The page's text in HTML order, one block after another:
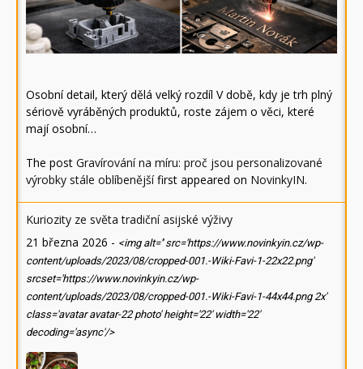
Osobní detail, který dělá velký rozdíl V době, kdy je trh plný
sériově vyráběných produktů, roste zájem o věci, které
mají osobní…
The post Gravírování na míru: proč jsou personalizované
výrobky stále oblíbenějšífirst appeared on NovinkyIN.
Kuriozity ze světa tradiční asijské výživy
21 března 2026 - <img alt='' src='https://www.novinkyin.cz/wp-
content/uploads/2023/08/cropped-001.-Wiki-Favi-1-22x22.png'
srcset='https://www.novinkyin.cz/wp-
content/uploads/2023/08/cropped-001.-Wiki-Favi-1-44x44.png 2x'
class='avatar avatar-22 photo' height='22' width='22'
decoding='async'/>